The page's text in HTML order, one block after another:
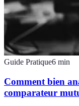
Guide Pratique6 min
Comment bien
comparateur